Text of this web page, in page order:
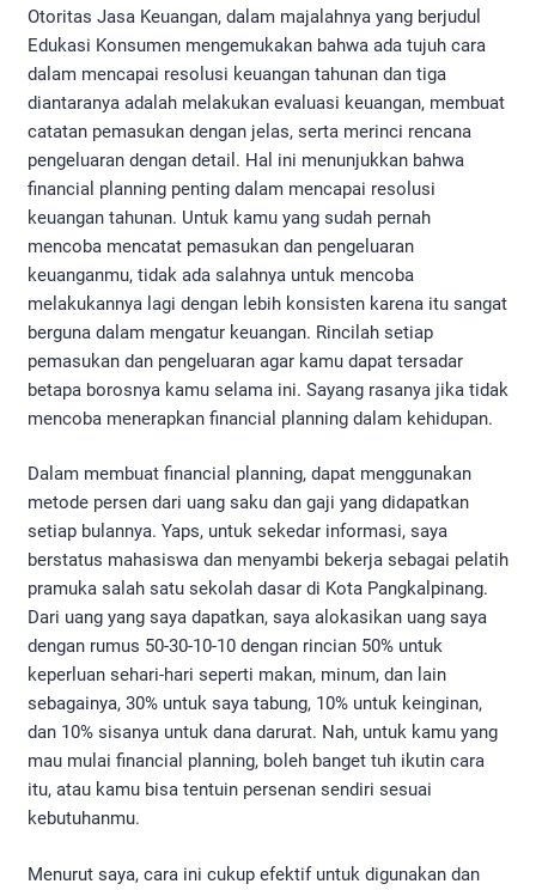
Otoritas Jasa Keuangan, dalam majalahnya yang berjudul
Edukasi Konsumen mengemukakan bahwa ada tujuh cara
dalam mencapai resolusi keuangan tahunan dan tiga
diantaranya adalah melakukan evaluasi keuangan, membuat
catatan pemasukan dengan jelas, serta merinci rencana
pengeluaran dengan detail. Hal ini menunjukkan bahwa
financial planning penting dalam mencapai resolusi
keuangan tahunan. Untuk kamu yang sudah pernah
mencoba mencatat pemasukan dan pengeluaran
keuanganmu, tidak ada salahnya untuk mencoba
melakukannya lagi dengan lebih konsisten karena itu sangat
berguna dalam mengatur keuangan. Rincilah setiap
pemasukan dan pengeluaran agar kamu dapat tersadar
betapa borosnya kamu selama ini. Sayang rasanya jika tidak
mencoba menerapkan financial planning dalam kehidupan.
Dalam membuat financial planning, dapat menggunakan
metode persen dari uang saku dan gaji yang didapatkan
setiap bulannya. Yaps, untuk sekedar informasi, saya
berstatus mahasiswa dan menyambi bekerja sebagai pelatih
pramuka salah satu sekolah dasar di Kota Pangkalpinang.
Dari uang yang saya dapatkan, saya alokasikan uang saya
dengan rumus 50-30-10-10 dengan rincian 50% untuk
keperluan sehari-hari seperti makan, minum, dan lain
sebagainya, 30% untuk saya tabung, 10% untuk keinginan,
dan 10% sisanya untuk dana darurat. Nah, untuk kamu yang
mau mulai financial planning, boleh banget tuh ikutin cara
itu, atau kamu bisa tentuin persenan sendiri sesuai
kebutuhanmu.
Menurut saya, cara ini cukup efektif untuk digunakan dan